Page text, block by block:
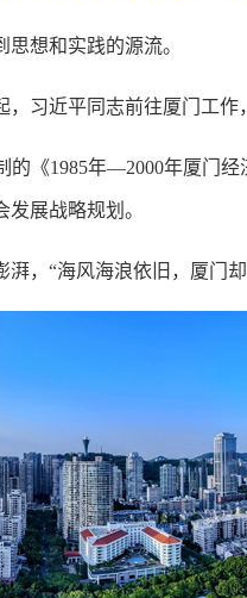
想和实践的源流。
近平同志前往厦门工作
1985年—2000年厦门经
展战略规划。
“海风海浪依旧，厦门却